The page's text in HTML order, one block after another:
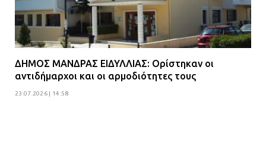
ΔΗΜΟΣ ΜΑΝΔΡΑΣ ΕΙΔΥΛΛΙΑΣ: Ορίστηκαν οι
αντιδήμαρχοι και οι αρμοδιότητες τους
23.07.2026 | 14:58